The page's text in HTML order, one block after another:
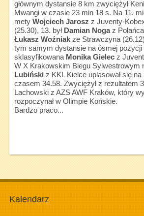
głównym dystansie 8 km zwyciężył
Mwangi w czasie 23 min 18 s. Na 11.
mety Wojciech Jarosz z Juventy-
(25.30), 13. był Damian Nogaz
Łukasz Woźniakze Strawczyna
tym samym dystansie na ósmej pozycji
sklasyfikowana Monika Gielecz
W X Krakowskim Biegu Sylwestrowym
Lubiński z KKL Kielce uplasował się
czasem 34.58. Zwyciężył z rezultatem
Lachowski z AZS AWF Kraków, który
rozpoczynał w Olimpie Końskie.
Bardzo praco...
Kalendarz